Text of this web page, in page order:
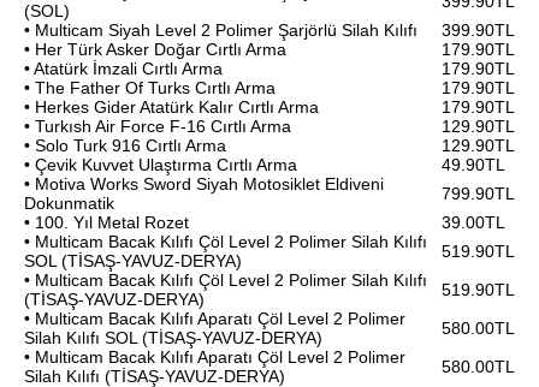
(SOL)
• Multicam Siyah Level 2 Polimer Şarjörlü Silah Kılıfı
399.90TL
• Her Türk Asker Doğar Cırtlı Arma
179.90TL
• Atatürk İmzali Cırtlı Arma
179.90TL
• The Father Of Turks Cırtlı Arma
179.90TL
• Herkes Gider Atatürk Kalır Cırtlı Arma
179.90TL
• Turkısh Air Force F-16 Cırtlı Arma
129.90TL
• Solo Turk 916 Cırtlı Arma
129.90TL
• Çevik Kuvvet Ulaştırma Cırtlı Arma
49.90TL
• Motiva Works Sword Siyah Motosiklet Eldiveni
Dokunmatik
799.90TL
• 100. Yıl Metal Rozet
39.00TL
• Multicam Bacak Kılıfı Çöl Level 2 Polimer Silah Kılıfı
SOL (TİSAŞ-YAVUZ-DERYA)
519.90TL
• Multicam Bacak Kılıfı Çöl Level 2 Polimer Silah Kılıfı
(TİSAŞ-YAVUZ-DERYA)
519.90TL
• Multicam Bacak Kılıfı Aparatı Çöl Level 2 Polimer
Silah Kılıfı SOL (TİSAŞ-YAVUZ-DERYA)
580.00TL
• Multicam Bacak Kılıfı Aparatı Çöl Level 2 Polimer
Silah Kılıfı (TİSAŞ-YAVUZ-DERYA)
580.00TL